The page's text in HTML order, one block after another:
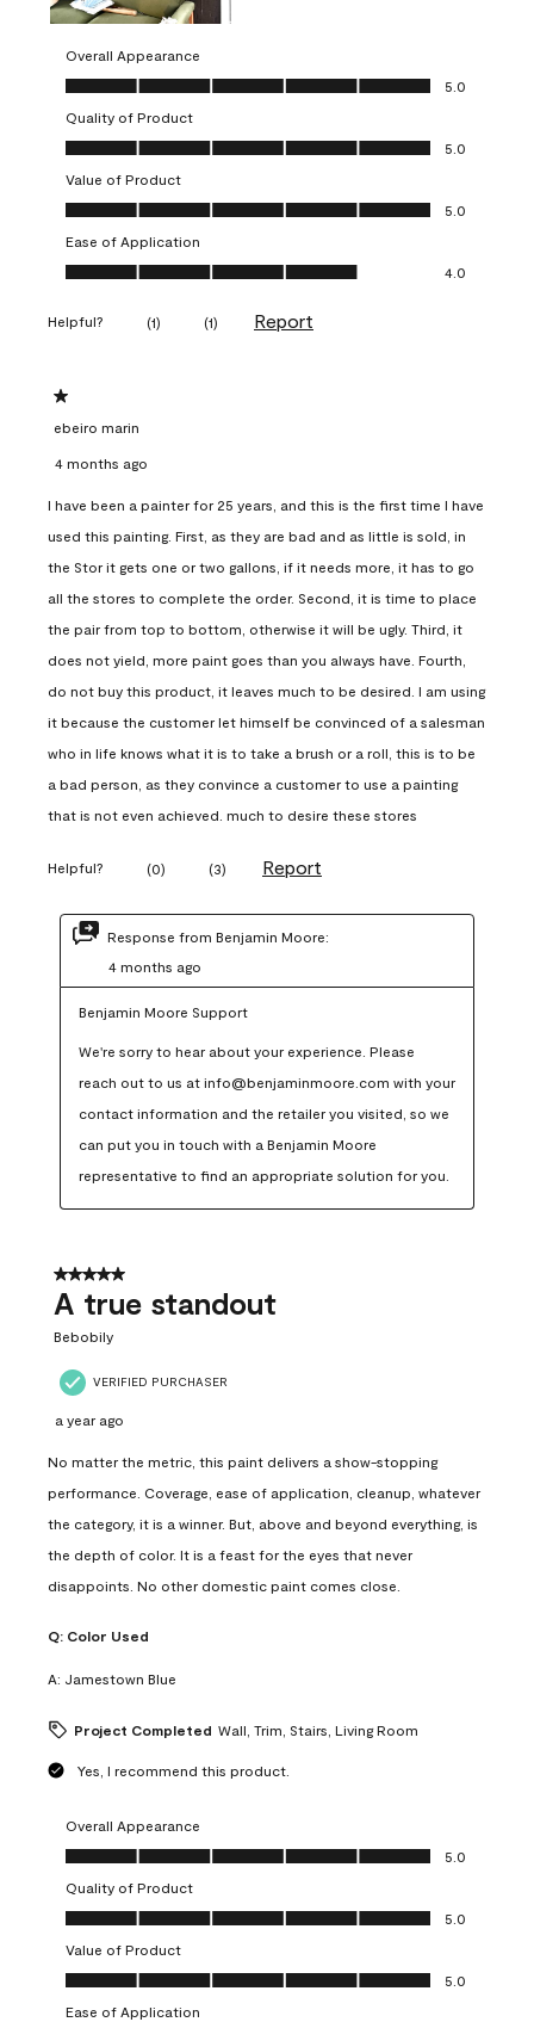
Overall Appearance
Overall Appearance, 5.0 out of 5
5.0
Quality of Product
Quality of Product, 5.0 out of 5
5.0
Value of Product
Value of Product, 5.0 out of 5
5.0
Ease of Application
Ease of Application, 4.0 out of 5
4.0
Helpful? (1) (1) Report
1 out of 5 stars.
ebeiro marin
4 months ago
I have been a painter for 25 years, and this is the first time I have
used this painting. First, as they are bad and as little is sold, in
the Stor it gets one or two gallons, if it needs more, it has to go
all the stores to complete the order. Second, it is time to place
the pair from top to bottom, otherwise it will be ugly. Third, it
does not yield, more paint goes than you always have. Fourth,
do not buy this product, it leaves much to be desired. I am using
it because the customer let himself be convinced of a salesman
who in life knows what it is to take a brush or a roll, this is to be
a bad person, as they convince a customer to use a painting
that is not even achieved. much to desire these stores
Helpful? (0) (3) Report
Response from Benjamin Moore:
4 months ago
Benjamin Moore Support
We're sorry to hear about your experience. Please
reach out to us at info@benjaminmoore.com with your
contact information and the retailer you visited, so we
can put you in touch with a Benjamin Moore
representative to find an appropriate solution for you.
5 out of 5 stars.
A true standout
Bebobily
VERIFIED PURCHASER
a year ago
No matter the metric, this paint delivers a show-stopping
performance. Coverage, ease of application, cleanup, whatever
the category, it is a winner. But, above and beyond everything, is
the depth of color. It is a feast for the eyes that never
disappoints. No other domestic paint comes close.
Q: Color Used
A: Jamestown Blue
Project Completed Wall, Trim, Stairs, Living Room
Yes, I recommend this product.
Overall Appearance
Overall Appearance, 5.0 out of 5
5.0
Quality of Product
Quality of Product, 5.0 out of 5
5.0
Value of Product
Value of Product, 5.0 out of 5
5.0
Ease of Application